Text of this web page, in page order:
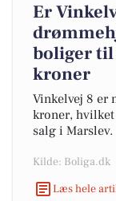
Er
boliger til
kroner
Vinkelvej 8 er
kroner,
salg i Marslev.
Kilde: Boliga.dk
Læs hele